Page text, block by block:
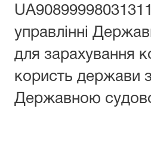
управлінні
для зарахування
користь держави
Державною